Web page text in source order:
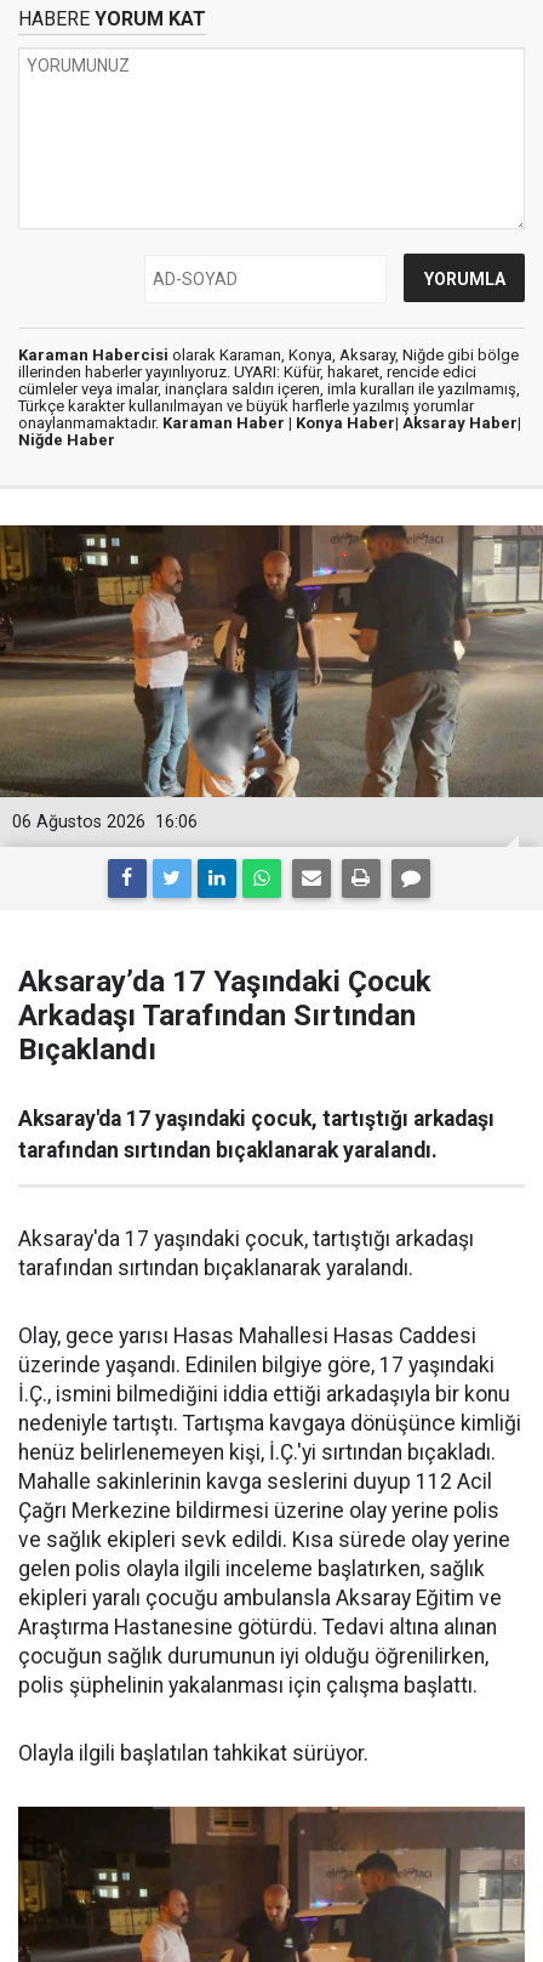
HABERE YORUM KAT
Karaman Habercisi olarak Karaman, Konya, Aksaray, Niğde gibi bölge
illerinden haberler yayınlıyoruz. UYARI: Küfür, hakaret, rencide edici
cümleler veya imalar, inançlara saldırı içeren, imla kuralları ile yazılmamış,
Türkçe karakter kullanılmayan ve büyük harflerle yazılmış yorumlar
onaylanmamaktadır. Karaman Haber | Konya Haber| Aksaray Haber|
Niğde Haber
16:06
06 Ağustos 2026
Aksaray’da 17 Yaşındaki Çocuk
Arkadaşı Tarafından Sırtından
Bıçaklandı
Aksaray'da 17 yaşındaki çocuk, tartıştığı arkadaşı
tarafından sırtından bıçaklanarak yaralandı.
Aksaray'da 17 yaşındaki çocuk, tartıştığı arkadaşı
tarafından sırtından bıçaklanarak yaralandı.
Olay, gece yarısı Hasas Mahallesi Hasas Caddesi
üzerinde yaşandı. Edinilen bilgiye göre, 17 yaşındaki
İ.Ç., ismini bilmediğini iddia ettiği arkadaşıyla bir konu
nedeniyle tartıştı. Tartışma kavgaya dönüşünce kimliği
henüz belirlenemeyen kişi, İ.Ç.'yi sırtından bıçakladı.
Mahalle sakinlerinin kavga seslerini duyup 112 Acil
Çağrı Merkezine bildirmesi üzerine olay yerine polis
ve sağlık ekipleri sevk edildi. Kısa sürede olay yerine
gelen polis olayla ilgili inceleme başlatırken, sağlık
ekipleri yaralı çocuğu ambulansla Aksaray Eğitim ve
Araştırma Hastanesine götürdü. Tedavi altına alınan
çocuğun sağlık durumunun iyi olduğu öğrenilirken,
polis şüphelinin yakalanması için çalışma başlattı.
Olayla ilgili başlatılan tahkikat sürüyor.